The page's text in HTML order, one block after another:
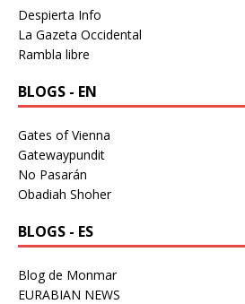
Despierta Info
La Gazeta Occidental
Rambla libre
BLOGS - EN
Gates of Vienna
Gatewaypundit
No Pasarán
Obadiah Shoher
BLOGS - ES
Blog de Monmar
EURABIAN NEWS